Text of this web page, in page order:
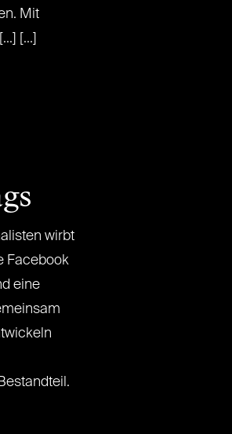
Mit
[...]
wirbt
Facebook
eine